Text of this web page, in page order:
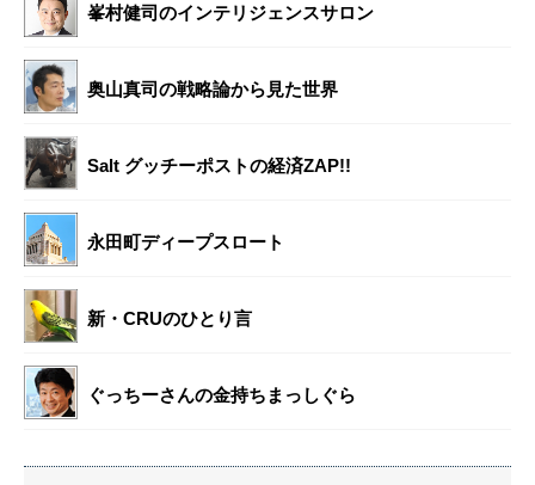
峯村健司のインテリジェンスサロン
奥山真司の戦略論から見た世界
Salt グッチーポストの経済ZAP!!
永田町ディープスロート
新・CRUのひとり言
ぐっちーさんの金持ちまっしぐら